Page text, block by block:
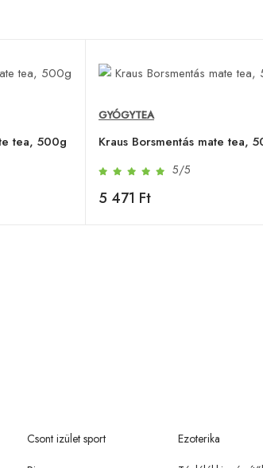
tea, 500g
GYÓGYTEA
Kraus Borsmentás mate tea,
5/5
5 471 Ft
Csont izület sport
Ezoterika